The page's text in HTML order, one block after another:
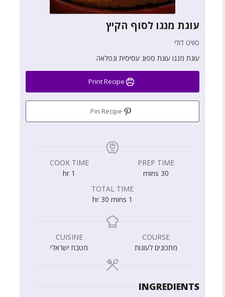
עוגת מנגו לסוף הקיץ
סוויט דולי
עוגת מנגו עוגת ספוג עסיסית ונפלאה
PREP TIME
30
mins
COOK TIME
1
hr
TOTAL TIME
1
hr 30 mins
COURSE
מתכונים לעוגות
CUISINE
מטבח ישראלי
INGREDIENTS